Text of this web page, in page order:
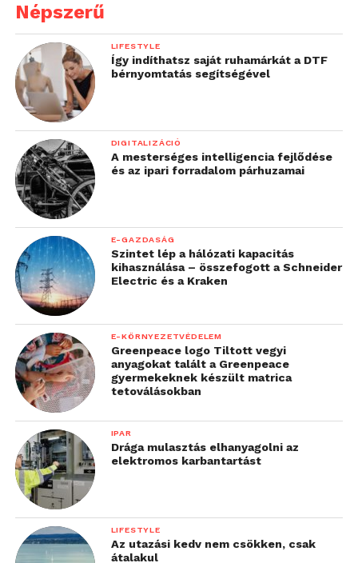
Népszerű
LIFESTYLE
Így indíthatsz saját ruhamárkát a DTF
bérnyomtatás segítségével
DIGITALIZÁCIÓ
A mesterséges intelligencia fejlődése
és az ipari forradalom párhuzamai
E-GAZDASÁG
Szintet lép a hálózati kapacitás
kihasználása – összefogott a Schneider
Electric és a Kraken
E-KÖRNYEZETVÉDELEM
Greenpeace logo Tiltott vegyi
anyagokat talált a Greenpeace
gyermekeknek készült matrica
tetoválásokban
IPAR
Drága mulasztás elhanyagolni az
elektromos karbantartást
LIFESTYLE
Az utazási kedv nem csökken, csak
átalakul